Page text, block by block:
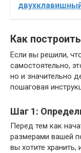
Как
Если вы решили,
самостоятельно,
но и значительно
пошаговая
Шаг 1:
Перед тем как
размерами вашей
вы хотите хранить,